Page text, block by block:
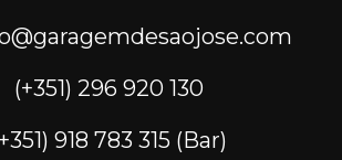
(+351) 296 920 130
918 783 315 (Bar)